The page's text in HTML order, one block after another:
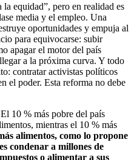
equidad”, pero en realidad es
media y el empleo. Una
oportunidades y empuja al
para equivocarse: subir
apagar el motor del país
a la próxima curva. Y todo
contratar activistas políticos
el poder. Esta reforma no debe
10 % más pobre del país
mientras el 10 % más
alimentos, como lo propone
condenar a millones de
o alimentar a sus